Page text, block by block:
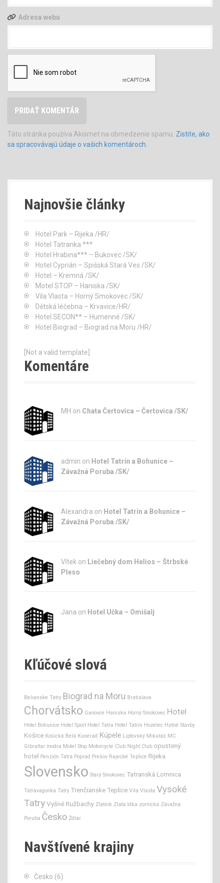
Adresa webu
Táto stránka používa Akismet na obmedzenie spamu. Zistite, ako
sa spracovávajú údaje o vašich komentároch.
Najnovšie články
Hotel Park – Rijeka /HR/
Hotel Tatranka ***
Hotel Hrabina*** – Bukovec /SK/
Hotel Cyprián – Spišská Stará Ves /SK/
Hotel – Kremná /SK/
Motel STOP – Haniska /SK/
Vila Vlasta – Horný Smokovec /SK/
Dětská léčebna – Krvavice/HR/
Hotel SECON** – Humenné /SK/
Hotel Biograd – Biograd na Moru /HR/
[Not a valid template]
Komentáre
MH on Chata Čertovica – Čertovica /SK/
admin on Hotel Tatrín a Bohunice –
Závažná Poruba /SK/
Alexandra on Hotel Tatrín a Bohunice –
Závažná Poruba /SK/
Vítek on Liečebný dom Helios – Štrbské
Pleso
Jana on Hotel Učka – Omišalj
Kľúčové slová
Belianske Tatry Biograd na Moru Bratislava
Chorvátsko Ganovce Haniska Horný Smokovec Hotel
Hotel Bohunice Hotel Sport Hotel Tatra Hotel Tatrín Hozelec Hutné Stavby
Košice Košická Belá Kunerad Kúpele Liptovský Mikuláš MC
Gibraltar modra Motel Stop Motorcycle Club Night Club opustený
hotel
Penzión Tatra Poprad Prešov Rajecké Teplice Rijeka
Slovensko Starý Smokovec Tatranská Lomnica
Tatravagonka Tatry Trenčianske Teplice Vila Vlasta Vysoké
Tatry Vyšné Ružbachy Zlatník Zlatá Idka zornicka Závažná
Poruba Česko Ždiar
Navštívené krajiny
Česko (6)